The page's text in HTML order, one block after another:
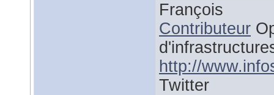
François
Contributeur
http://
Twitter